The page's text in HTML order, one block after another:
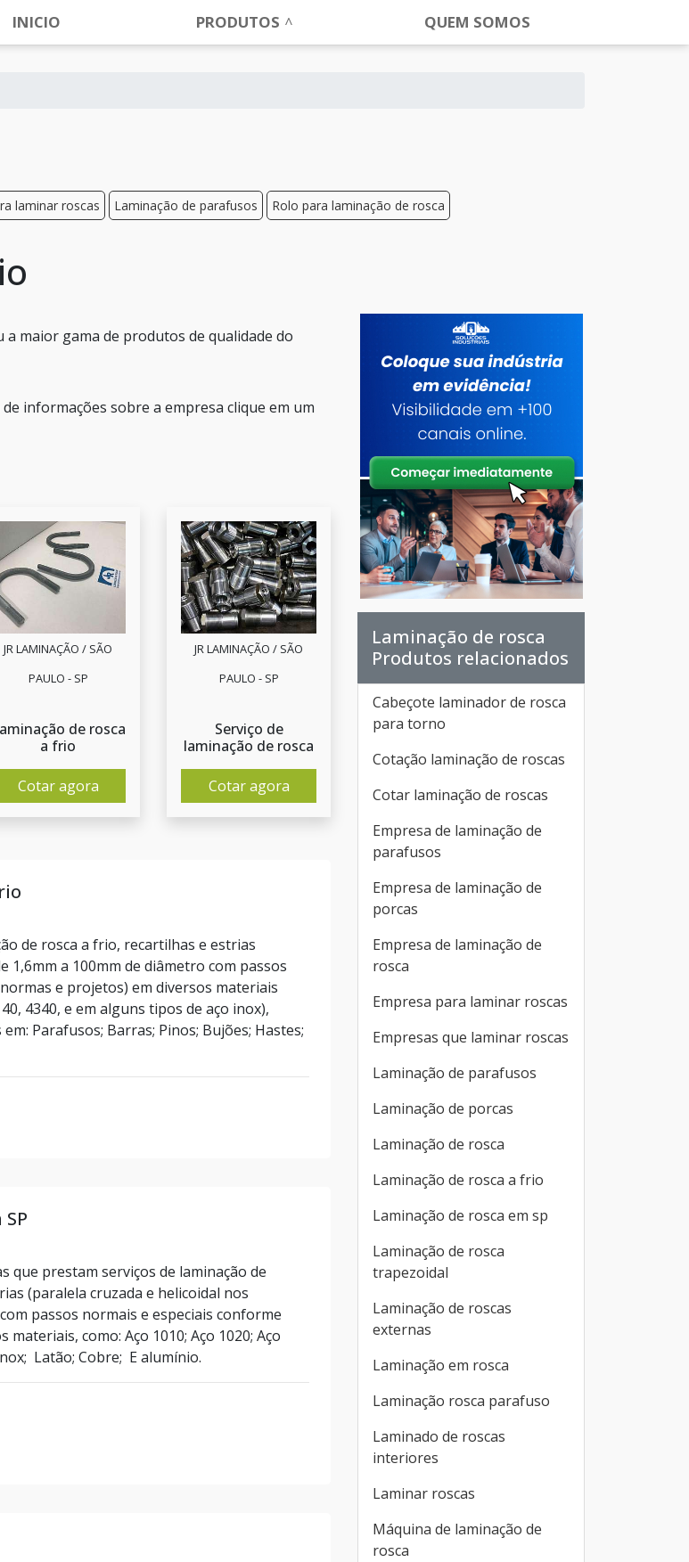
INICIO PRODUTOS QUEM SOMOS
laminar roscas Laminação de parafusos Rolo para laminação de rosca
maior gama de produtos de qualidade do
informações sobre a empresa clique em um
JR LAMINAÇÃO / SÃO
PAULO - SP
de rosca
a frio
Cotar agora
JR LAMINAÇÃO / SÃO
PAULO - SP
Serviço de
laminação de rosca
Cotar agora
de rosca a frio, recartilhas e estrias
1,6mm a 100mm de diâmetro com passos
e projetos) em diversos materiais
4340, e em alguns tipos de aço inox),
Parafusos; Barras; Pinos; Bujões; Hastes;
que prestam serviços de laminação de
(paralela cruzada e helicoidal nos
passos normais e especiais conforme
como: Aço 1010; Aço 1020; Aço
Latão; Cobre; E alumínio.
Laminação de rosca
Produtos relacionados
Cabeçote laminador de rosca
para torno
Cotação laminação de roscas
Cotar laminação de roscas
Empresa de laminação de
parafusos
Empresa de laminação de
porcas
Empresa de laminação de
rosca
Empresa para laminar roscas
Empresas que laminar roscas
Laminação de parafusos
Laminação de porcas
Laminação de rosca
Laminação de rosca a frio
Laminação de rosca em sp
Laminação de rosca
trapezoidal
Laminação de roscas
externas
Laminação em rosca
Laminação rosca parafuso
Laminado de roscas
interiores
Laminar roscas
Máquina de laminação de
rosca